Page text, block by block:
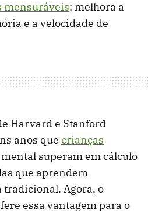
mensuráveis: melhora a
e a velocidade de
Harvard e Stanford
anos que crianças
superam em cálculo
que aprendem
tradicional. Agora, o
essa vantagem para o